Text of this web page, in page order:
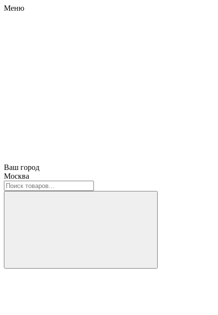
Меню
Ваш город
Москва